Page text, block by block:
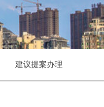
建议提案办理